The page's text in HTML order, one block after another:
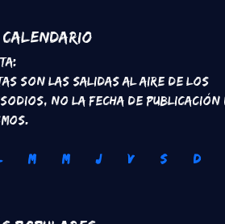
Calendario
son las salidas al aire de los
no la fecha de publicación
M M J V S D